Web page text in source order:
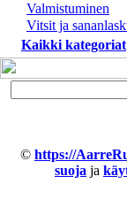
Valmistuminen
Vitsit ja
Kaikki kategoriat
© https://
suoja ja